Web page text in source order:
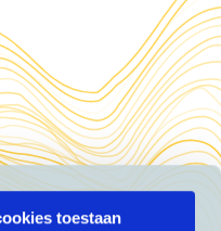
toestaan